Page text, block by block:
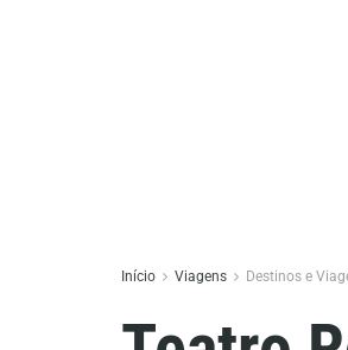
Início Viagens Destinos e